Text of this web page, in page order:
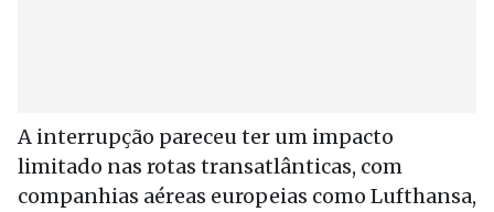
A interrupção pareceu ter um impacto
limitado nas rotas transatlânticas, com
companhias aéreas europeias como Lufthansa,